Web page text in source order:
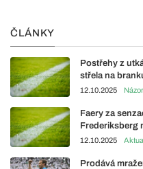
ČLÁNKY
Postřehy z
střela na
12.10.2025
Faery za
Frederiksberg
12.10.2025
Prodává